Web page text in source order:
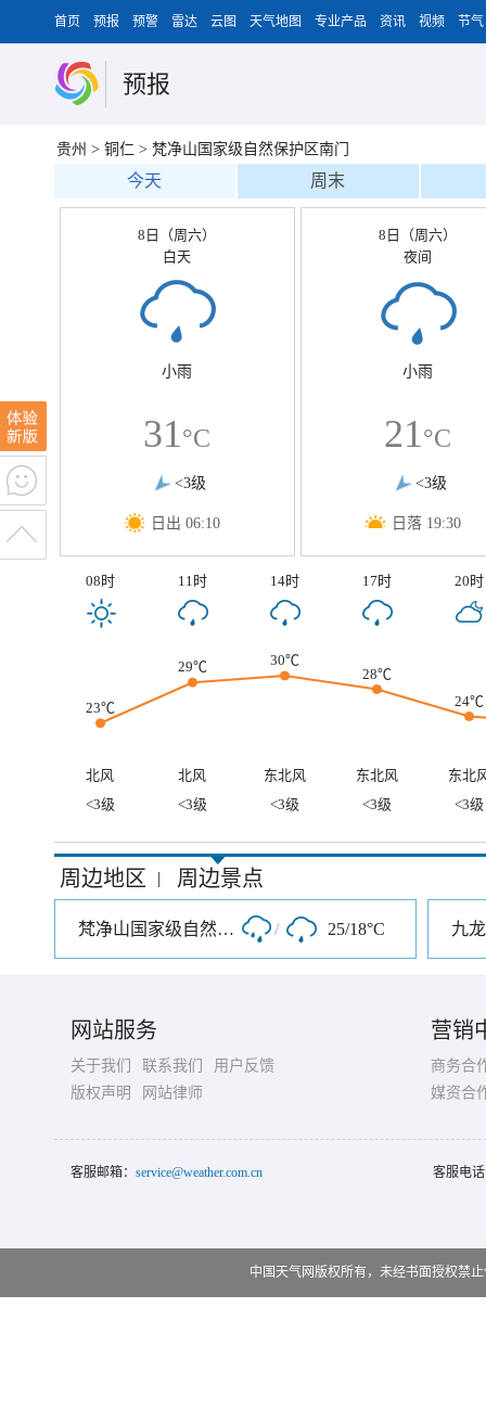
首页 预报 预警 雷达 云图 天气地图 专业产品 资讯 视频 节气
预报
贵州 > 铜仁 > 梵净山国家级自然保护区南门
今天 周末
8日（周六）
白天
小雨
31°C
<3级
日出 06:10
8日（周六）
夜间
小雨
21°C
<3级
日落 19:30
08时 11时 14时 17时 20时
23℃
29℃
30℃
28℃
24℃
北风 北风 东北风 东北风
东北
<3级
<3级 <3级 <3级 <3级
周边地区 | 周边景点
梵净山国家级自然保护区 / 25/18°C 九
网站服务
关于我们 联系我们
用户反馈
版权声明
网站律师
营销
商务合
媒资合
客服邮箱： service@weather.com.cn 客服电
中国天气网版权所有，未经书面授权